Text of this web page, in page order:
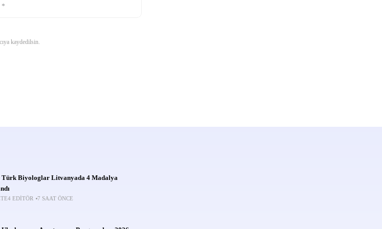
kaydedilsin.
Türk Biyologlar Litvanyada 4 Madalya
EDITÖR 7 SAAT ÖNCE